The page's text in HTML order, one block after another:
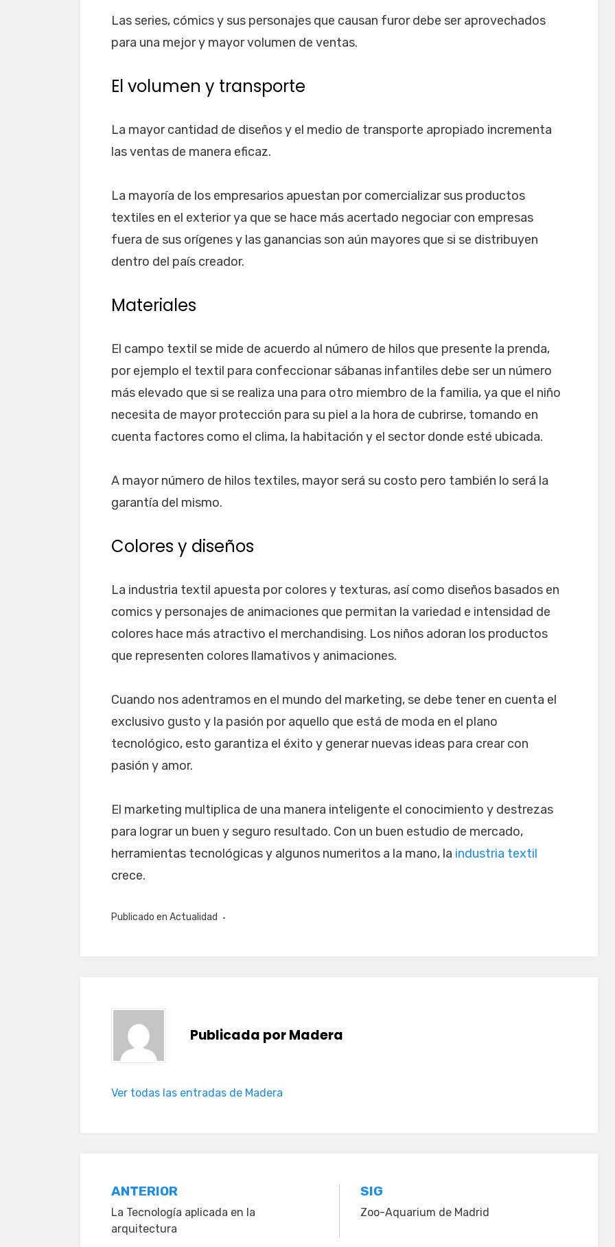
Las series, cómics y sus personajes que causan furor debe ser aprovechados
para una mejor y mayor volumen de ventas.
El volumen y transporte
La mayor cantidad de diseños y el medio de transporte apropiado incrementa
las ventas de manera eficaz.
La mayoría de los empresarios apuestan por comercializar sus productos
textiles en el exterior ya que se hace más acertado negociar con empresas
fuera de sus orígenes y las ganancias son aún mayores que si se distribuyen
dentro del país creador.
Materiales
El campo textil se mide de acuerdo al número de hilos que presente la prenda,
por ejemplo el textil para confeccionar sábanas infantiles debe ser un número
más elevado que si se realiza una para otro miembro de la familia, ya que el niño
necesita de mayor protección para su piel a la hora de cubrirse, tomando en
cuenta factores como el clima, la habitación y el sector donde esté ubicada.
A mayor número de hilos textiles, mayor será su costo pero también lo será la
garantía del mismo.
Colores y diseños
La industria textil apuesta por colores y texturas, así como diseños basados en
comics y personajes de animaciones que permitan la variedad e intensidad de
colores hace más atractivo el merchandising. Los niños adoran los productos
que representen colores llamativos y animaciones.
Cuando nos adentramos en el mundo del marketing, se debe tener en cuenta el
exclusivo gusto y la pasión por aquello que está de moda en el plano
tecnológico, esto garantiza el éxito y generar nuevas ideas para crear con
pasión y amor.
El marketing multiplica de una manera inteligente el conocimiento y destrezas
para lograr un buen y seguro resultado. Con un buen estudio de mercado,
herramientas tecnológicas y algunos numeritos a la mano, la industria textil
crece.
Publicado en Actualidad
Publicada porMadera
Ver todas las entradas de Madera
Navegación
de
ANTERIOR
La Tecnología aplicada en la
arquitectura
SIG
Zoo-Aquarium de Madrid